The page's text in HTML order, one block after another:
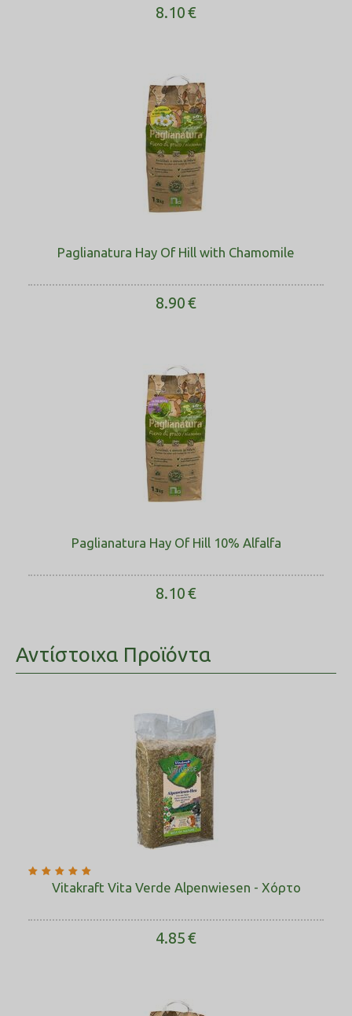
8.10€
Paglianatura Hay Of Hill with Chamomile
8.90€
Paglianatura Hay Of Hill 10% Alfalfa
8.10€
Αντίστοιχα Προϊόντα
Vitakraft Vita Verde Alpenwiesen - Χόρτο
4.85€